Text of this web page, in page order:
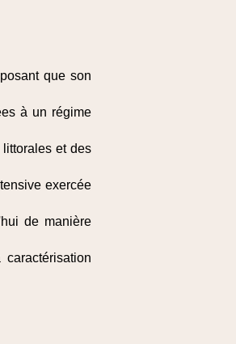
que son
à un régime
et des
exercée
de manière